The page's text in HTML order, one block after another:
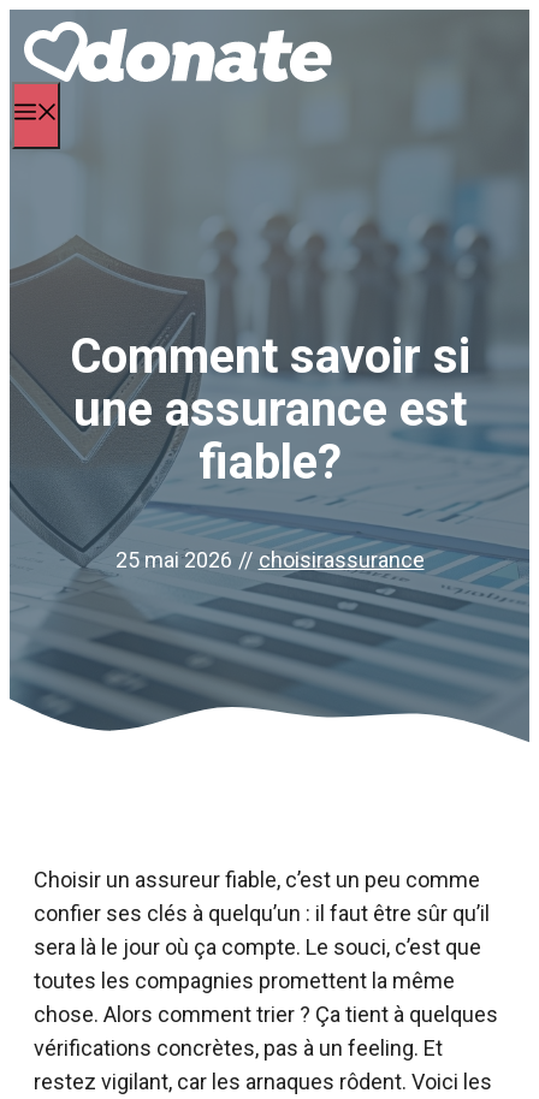
Aller
contenu
Comment savoir si
une assurance est
fiable?
25 mai 2026 // choisirassurance
Choisir un assureur fiable, c’est un peu comme
confier ses clés à quelqu’un : il faut être sûr qu’il
sera là le jour où ça compte. Le souci, c’est que
toutes les compagnies promettent la même
chose. Alors comment trier ? Ça tient à quelques
vérifications concrètes, pas à un feeling. Et
restez vigilant, car les arnaques rôdent. Voici les